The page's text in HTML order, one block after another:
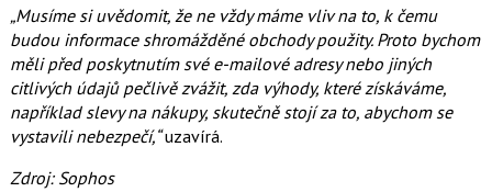
„Musíme si uvědomit, že ne vždy máme vliv na to, k čemu
budou informace shromážděné obchody použity. Proto bychom
měli před poskytnutím své e-mailové adresy nebo jiných
citlivých údajů pečlivě zvážit, zda výhody, které získáváme,
například slevy na nákupy, skutečně stojí za to, abychom se
vystavili nebezpečí,“uzavírá.
Zdroj: Sophos